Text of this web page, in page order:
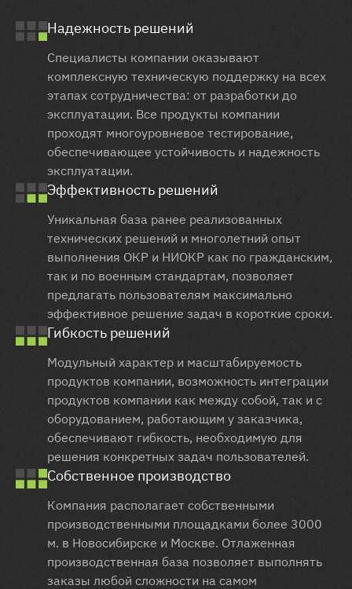
Надежность решений
Специалисты компании оказывают
комплексную техническую поддержку на всех
этапах сотрудничества: от разработки до
эксплуатации. Все продукты компании
проходят многоуровневое тестирование,
обеспечивающее устойчивость и надежность
эксплуатации.
Эффективность решений
Уникальная база ранее реализованных
технических решений и многолетний опыт
выполнения ОКР и НИОКР как по гражданским,
так и по военным стандартам, позволяет
предлагать пользователям максимально
эффективное решение задач в короткие сроки.
Гибкость решений
Модульный характер и масштабируемость
продуктов компании, возможность интеграции
продуктов компании как между собой, так и с
оборудованием, работающим у заказчика,
обеспечивают гибкость, необходимую для
решения конкретных задач пользователей.
Собственное производство
Компания располагает собственными
производственными площадками более 3000
м. в Новосибирске и Москве. Отлаженная
производственная база позволяет выполнять
заказы любой сложности на самом